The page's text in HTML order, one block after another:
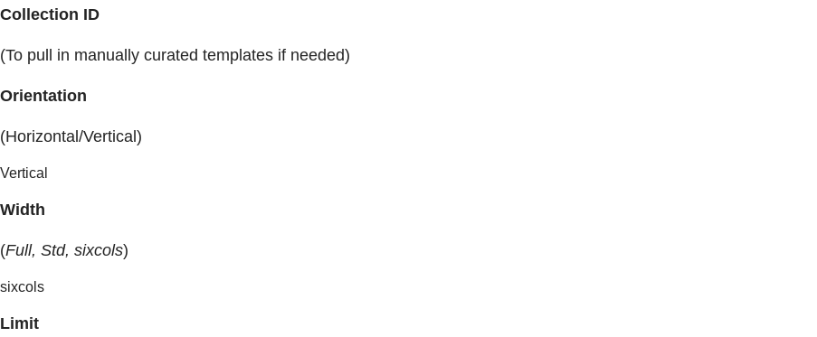
Collection ID
(To pull in manually curated templates if needed)
Orientation
(Horizontal/Vertical)
Vertical
Width
(Full, Std, sixcols)
sixcols
Limit